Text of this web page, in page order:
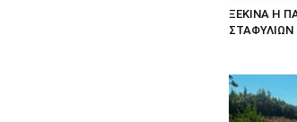
ΞΕΚΙΝΑ Η
ΣΤΑΦΥΛΙΩΝ